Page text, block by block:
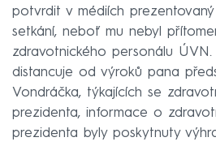
potvrdit v médiích
setkání, neboť mu nebyl
zdravotnického personálu
distancuje od výroků pana
Vondráčka, týkajících se
prezidenta, informace o
prezidenta byly poskytnuty